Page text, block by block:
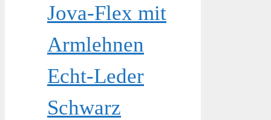
Jova-Flex mit
Armlehnen
Echt-Leder
Schwarz